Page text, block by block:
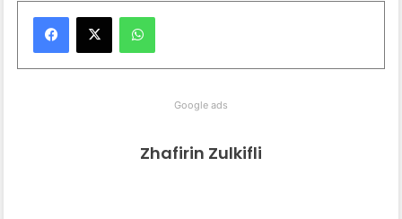
WhatsApp
Google ads
Zhafirin Zulkifli